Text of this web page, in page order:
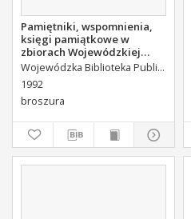
Pamiętniki, wspomnienia,
księgi pamiątkowe w
zbiorach Wojewódzkiej
Biblioteki Publicznej w
Kielcach (wybór): katalog
wystawy.
Wojewódzka Biblioteka Publiczna (Kielce). Dział Informacyjno-Bibliograficzny.
1992
broszura